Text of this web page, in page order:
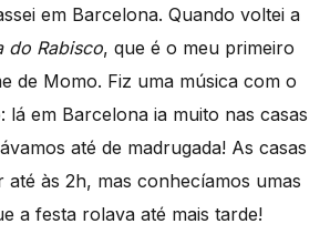
em Barcelona. Quando voltei a
do Rabisco, que é o meu primeiro
de Momo. Fiz uma música com o
lá em Barcelona ia muito nas casas
até de madrugada! As casas
até às 2h, mas conhecíamos umas
a festa rolava até mais tarde!